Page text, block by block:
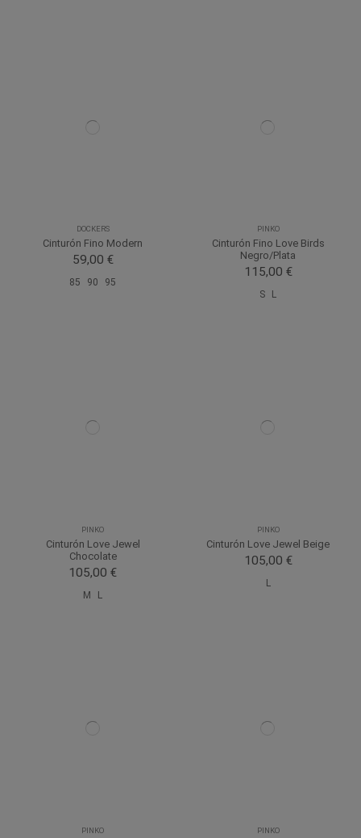
DOCKERS
Cinturón Fino Modern
59,00 €
85 90 95
PINKO
Cinturón Fino Love Birds
Negro/Plata
115,00 €
S L
PINKO
Cinturón Love Jewel
Chocolate
105,00 €
M L
PINKO
Cinturón Love Jewel Beige
105,00 €
L
PINKO PINKO